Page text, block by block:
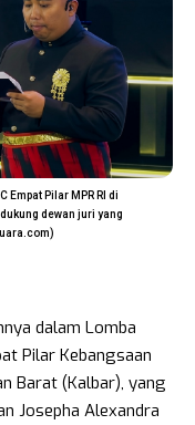
Pilar MPR RI di
dewan juri yang
dalam Lomba
Pilar Kebangsaan
Barat (Kalbar), yang
Josepha Alexandra